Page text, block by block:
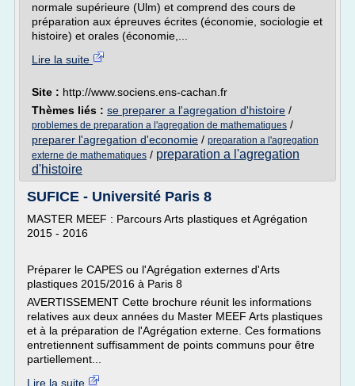
normale supérieure (Ulm) et comprend des cours de
préparation aux épreuves écrites (économie, sociologie et
histoire) et orales (économie,...
Lire la suite
Site : http://www.sociens.ens-cachan.fr
Thèmes liés : se preparer a l'agregation d'histoire /
problemes de preparation a l'agregation de mathematiques /
preparer l'agregation d'economie / preparation a l'agregation
externe de mathematiques / preparation a l'agregation
d'histoire
SUFICE - Université Paris 8
MASTER MEEF : Parcours Arts plastiques et Agrégation
2015 - 2016
Préparer le CAPES ou l'Agrégation externes d'Arts
plastiques 2015/2016 à Paris 8
AVERTISSEMENT Cette brochure réunit les informations
relatives aux deux années du Master MEEF Arts plastiques
et à la préparation de l'Agrégation externe. Ces formations
entretiennent suffisamment de points communs pour être
partiellement...
Lire la suite